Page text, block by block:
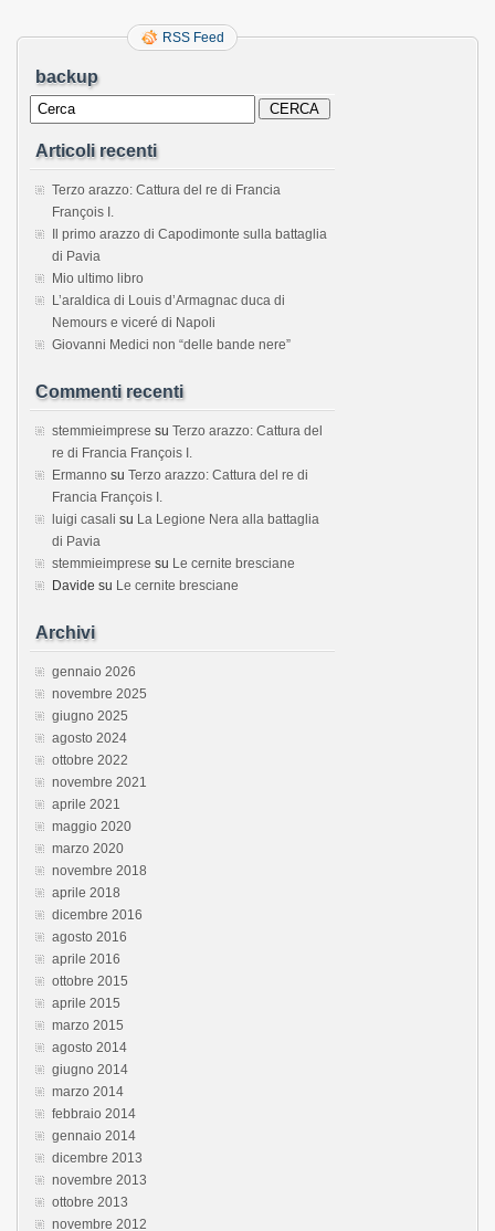
RSS Feed
backup
Articoli recenti
Terzo arazzo: Cattura del re di Francia
François I.
Il primo arazzo di Capodimonte sulla battaglia
di Pavia
Mio ultimo libro
L’araldica di Louis d’Armagnac duca di
Nemours e viceré di Napoli
Giovanni Medici non “delle bande nere”
Commenti recenti
stemmieimprese su Terzo arazzo: Cattura del
re di Francia François I.
Ermanno su Terzo arazzo: Cattura del re di
Francia François I.
luigi casali su La Legione Nera alla battaglia
di Pavia
stemmieimprese su Le cernite bresciane
Davide su Le cernite bresciane
Archivi
gennaio 2026
novembre 2025
giugno 2025
agosto 2024
ottobre 2022
novembre 2021
aprile 2021
maggio 2020
marzo 2020
novembre 2018
aprile 2018
dicembre 2016
agosto 2016
aprile 2016
ottobre 2015
aprile 2015
marzo 2015
agosto 2014
giugno 2014
marzo 2014
febbraio 2014
gennaio 2014
dicembre 2013
novembre 2013
ottobre 2013
novembre 2012